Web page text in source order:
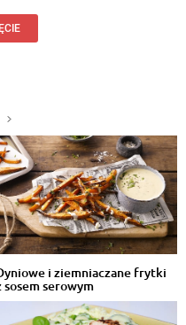
i ziemniaczane frytki
sosem serowym